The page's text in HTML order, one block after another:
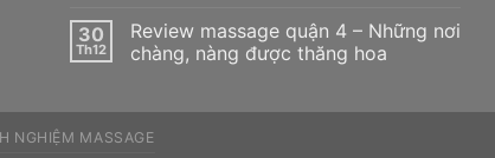
30
Th12
Review massage quận 4 – Những nơi
chàng, nàng được thăng hoa
NGHIỆM MASSAGE